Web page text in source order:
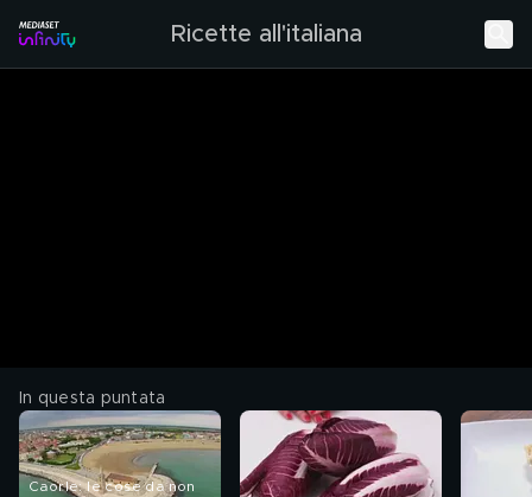
Ricette all'italiana
In questa puntata
Caorle: le cose da non